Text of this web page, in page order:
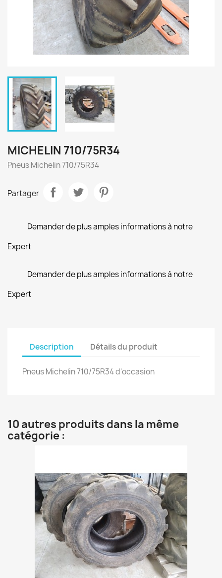
MICHELIN 710/75R34
Pneus Michelin 710/75R34
Partager
Demander de plus amples informations à notre
Expert
Demander de plus amples informations à notre
Expert
Description Détails du produit
Pneus Michelin 710/75R34 d'occasion
10 autres produits dans la même
catégorie :